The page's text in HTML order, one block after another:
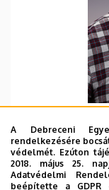
Debreceni
Kar, Biokémiai
Központi
A Debreceni
rendelkezésére
védelmét. Ezúton
2018. május 25.
Adatvédelmi
beépítette a GDPR